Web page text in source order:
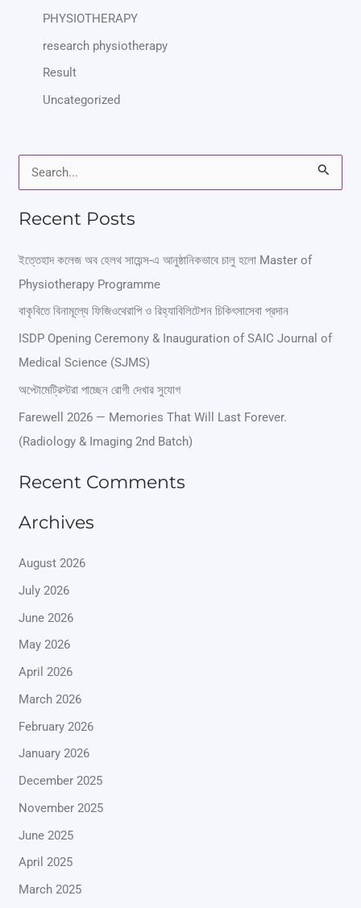
PHYSIOTHERAPY
research physiotherapy
Result
Uncategorized
r
c
h
f
:
Recent Posts
ইত্তেহাদ কলেজ অব হেলথ সায়েন্স-এ আনুষ্ঠানিকভাবে চালু হলো Master of
Physiotherapy Programme
বাকৃবিতে বিনামূল্যে ফিজিওথেরাপি ও রিহ্যাবিলিটেশন চিকিৎসাসেবা প্রদান
ISDP Opening Ceremony & Inauguration of SAIC Journal of
Medical Science (SJMS)
অপ্টোমেট্রিস্টরা পাচ্ছেন রোগী দেখার সুযোগ
Farewell 2026 — Memories That Will Last Forever.
(Radiology & Imaging 2nd Batch)
Recent Comments
Archives
August 2026
July 2026
June 2026
May 2026
April 2026
March 2026
February 2026
January 2026
December 2025
November 2025
June 2025
April 2025
March 2025